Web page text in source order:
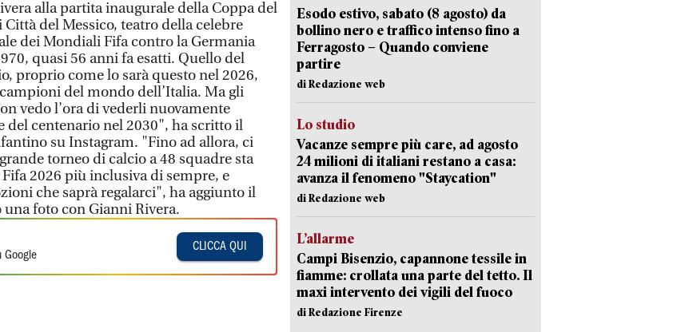
alla partita inaugurale della Coppa del
del Messico, teatro della celebre
dei Mondiali Fifa contro la Germania
quasi 56 anni fa esatti. Quello del
proprio come lo sarà questo nel 2026,
del mondo dell’Italia. Ma gli
vedo l’ora di vederli nuovamente
centenario nel 2030", ha scritto il
su Instagram. "Fino ad allora, ci
torneo di calcio a 48 squadre sta
2026 più inclusiva di sempre, e
che saprà regalarci", ha aggiunto il
foto con Gianni Rivera.
Google
CLICCA QUI
Esodo estivo, sabato (8 agosto) da
bollino nero e traffico intenso fino a
Ferragosto – Quando conviene
partire
di Redazione web
Lo studio
Vacanze sempre più care, ad agosto
24 milioni di italiani restano a casa:
avanza il fenomeno "Staycation"
di Redazione web
L’allarme
Campi Bisenzio, capannone tessile in
fiamme: crollata una parte del tetto. Il
maxi intervento dei vigili del fuoco
di Redazione Firenze